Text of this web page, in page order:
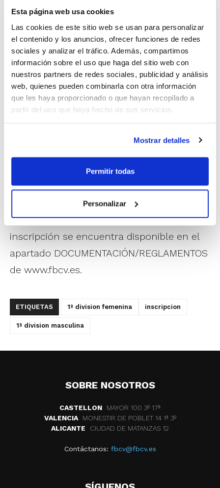
Esta página web usa cookies
Las cookies de este sitio web se usan para personalizar
el contenido y los anuncios, ofrecer funciones de redes
sociales y analizar el tráfico. Además, compartimos
información sobre el uso que haga del sitio web con
nuestros partners de redes sociales, publicidad y análisis
web, quienes pueden combinarla con otra información
que les haya proporcionado o que hayan recopilado a
partir del uso que haya hecho de sus servicios.
Mostrar detalles
Permitir todas
Personalizar
– Aval bancario
Aquellos equipos que estén interesados en participar
en esta categoría en la temporada 11/12, tengan
derecho (equipos que mantienen la categoría y equipos
ascendidos de Autonómica) o no tengan derecho de
participación, deberán formalizar su inscripción.
Entre las inscripciones presentadas en la Federación
Federación de Baloncesto de la Región de Murcia y que
se aplicarán los criterios de cubrir
preferencia para completar el número de equipos.
Toda la documentación para formalizar la
inscripción se encuentra disponible en el
apartado DOCUMENTACIÓN/REGLAMENTOS
de www.fbcv.es.
ETIQUETAS 1ª division femenina inscripcion
1ª division masculina
SOBRE NOSOTROS
CASTELLON
MAYOR 100 3º 17ª
VALENCIA
MONESTIR DE POBLET 14 1ª 3º
ALICANTE
CIUDAD DE MATANZAS 12
Contáctanos: fbcv@fbcv.es